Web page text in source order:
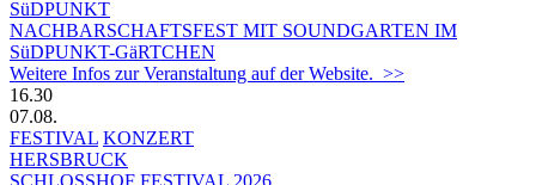
SüDPUNKT
NACHBARSCHAFTSFEST MIT SOUNDGARTEN IM
SüDPUNKT-GäRTCHEN
Weitere Infos zur Veranstaltung auf der Website. >>
16.30
07.08.
FESTIVAL KONZERT
HERSBRUCK
SCHLOSSHOF FESTIVAL 2026